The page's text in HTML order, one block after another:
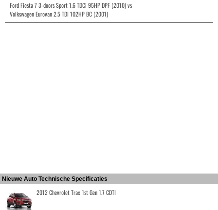
Ford Fiesta 7 3-doors Sport 1.6 TDCi 95HP DPF (2010) vs
Volkswagen Eurovan 2.5 TDI 102HP BC (2001)
Nieuwe Auto Technische Specificaties
2012 Chevrolet Trax 1st Gen 1.7 CDTI